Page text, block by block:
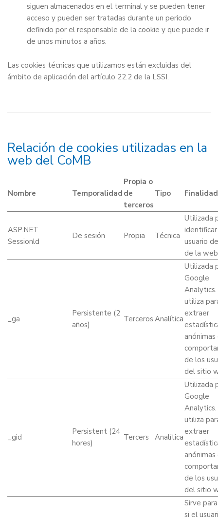
siguen almacenados en el terminal y se pueden tener
acceso y pueden ser tratadas durante un periodo
definido por el responsable de la cookie y que puede ir
de unos minutos a años.
Las cookies técnicas que utilizamos están excluidas del
ámbito de aplicación del artículo 22.2 de la LSSI.
Relación de cookies utilizadas en la
web del CoMB
Nombre Temporalidad
Propia o
de
terceros
Tipo Finalidad
ASP.NET
Sessionld
De sesión Propia Técnica
Utilizada
identificar
usuario
de la
_ga
Persistente (2
años)
Terceros Analítica
Utilizada
Google
Analytics.
utiliza
extraer
de los
del sitio
_gid
Persistent (24
hores)
Tercers Analítica
Utilizada
Google
Analytics.
utiliza
extraer
de los
del sitio
Sirve
si el